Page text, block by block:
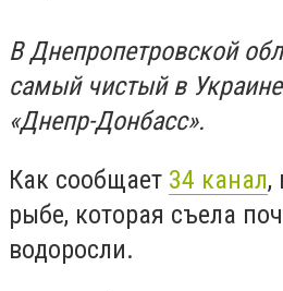
В Днепропетровской
самый чистый в
«Днепр-Донбасс».
Как сообщает 34 канал,
рыбе, которая съела
водоросли.